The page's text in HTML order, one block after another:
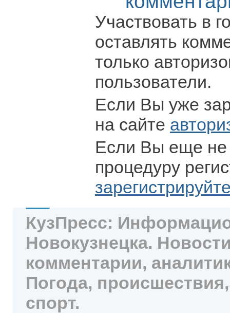
Участвовать в
оставлять
только
пользователи.
Если Вы уже
на сайте
Если Вы еще не
процедуру
КузПресс:
Новокузнецка.
комментарии,
Погода,
спорт.